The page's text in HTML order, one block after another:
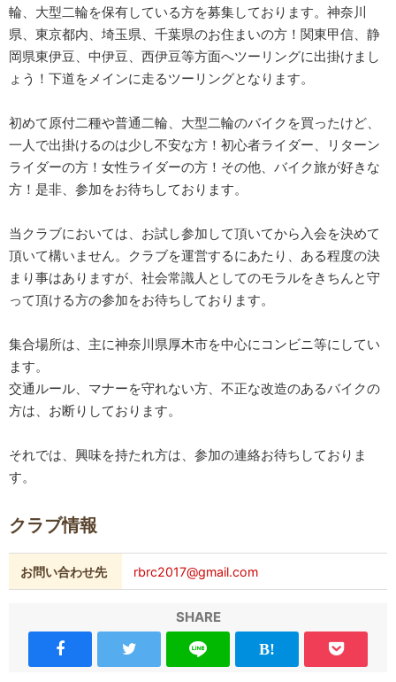
輪、大型二輪を保有している方を募集しております。神奈川
県、東京都内、埼玉県、千葉県のお住まいの方！関東甲信、静
岡県東伊豆、中伊豆、西伊豆等方面へツーリングに出掛けまし
ょう！下道をメインに走るツーリングとなります。
初めて原付二種や普通二輪、大型二輪のバイクを買ったけど、
一人で出掛けるのは少し不安な方！初心者ライダー、リターン
ライダーの方！女性ライダーの方！その他、バイク旅が好きな
方！是非、参加をお待ちしております。
当クラブにおいては、お試し参加して頂いてから入会を決めて
頂いて構いません。クラブを運営するにあたり、ある程度の決
まり事はありますが、社会常識人としてのモラルをきちんと守
って頂ける方の参加をお待ちしております。
集合場所は、主に神奈川県厚木市を中心にコンビニ等にしてい
ます。
交通ルール、マナーを守れない方、不正な改造のあるバイクの
方は、お断りしております。
それでは、興味を持たれ方は、参加の連絡お待ちしておりま
す。
クラブ情報
お問い合わせ先 rbrc2017@gmail.com
SHARE